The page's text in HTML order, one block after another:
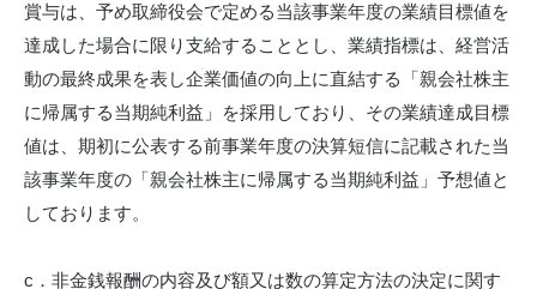
賞与は、予め取締役会で定める当該事業年度の業績目標値を
達成した場合に限り支給することとし、業績指標は、経営活
動の最終成果を表し企業価値の向上に直結する「親会社株主
に帰属する当期純利益」を採用しており、その業績達成目標
値は、期初に公表する前事業年度の決算短信に記載された当
該事業年度の「親会社株主に帰属する当期純利益」予想値と
しております。
c．非金銭報酬の内容及び額又は数の算定方法の決定に関す